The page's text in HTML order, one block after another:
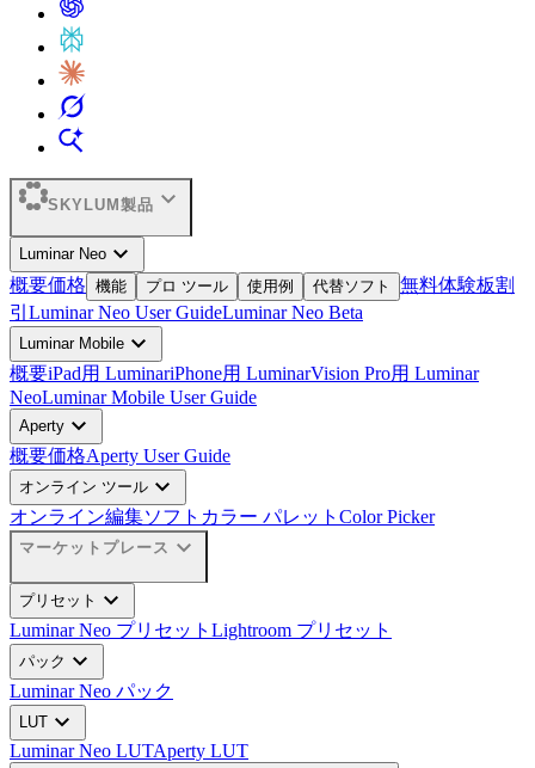
SKYLUM製品 expand_more
Luminar Neo expand_more
概要価格 機能 プロ ツール 使用例 代替ソフト 無料体験板割
引 Luminar Neo User GuideLuminar Neo Beta
Luminar Mobile expand_more
概要iPad用 LuminariPhone用 LuminarVision Pro用 Luminar
NeoLuminar Mobile User Guide
Aperty expand_more
概要価格Aperty User Guide
オンライン ツール expand_more
オンライン編集ソフト カラー パレット Color Picker
マーケットプレース expand_more
プリセット expand_more
Luminar Neo プリセット Lightroom プリセット
パック expand_more
Luminar Neo パック
LUT expand_more
Luminar Neo LUTAperty LUT